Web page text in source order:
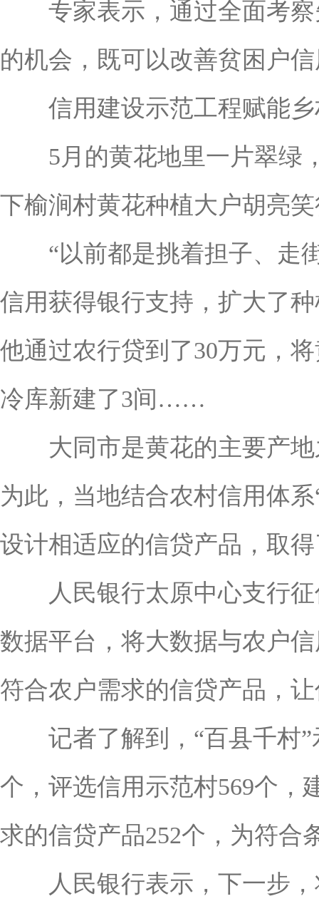
专家表示，通过全面考察
的机会，既可以改善贫困户
信用建设示范工程赋能乡
5月的黄花地里一片翠绿，
下榆涧村黄花种植大户胡亮
“以前都是挑着担子、走街
信用获得银行支持，扩大了
他通过农行贷到了30万元，
冷库新建了3间……
大同市是黄花的主要产地
为此，当地结合农村信用体
设计相适应的信贷产品，取
人民银行太原中心支行征
数据平台，将大数据与农户
符合农户需求的信贷产品，
记者了解到，“百县千村”
个，评选信用示范村569个，
求的信贷产品252个，为符合
人民银行表示，下一步，